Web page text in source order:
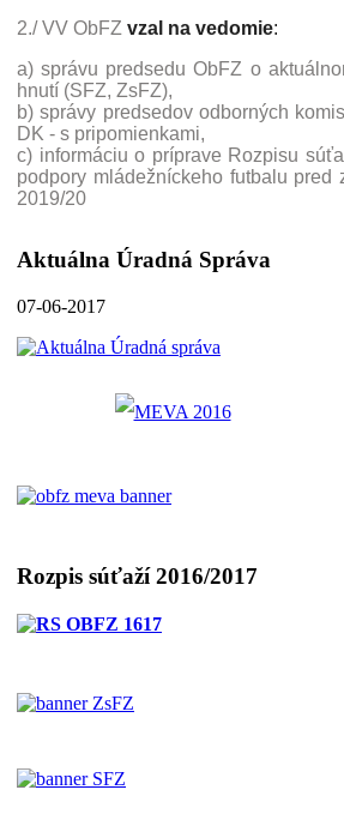
2./ VV ObFZ vzal na vedomie:
a) správu predsedu ObFZ o
hnutí (SFZ, ZsFZ),
b) správy predsedov odborných
DK - s pripomienkami,
c) informáciu o príprave Rozpisu
podpory mládežníckeho futbalu pred
2019/20
Aktuálna Úradná Správa
07-06-2017
Rozpis súťaží 2016/2017